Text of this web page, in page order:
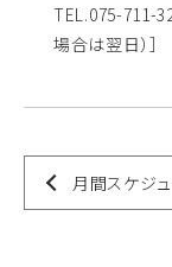
TEL.075-711-
場合は翌日）］
月間スケジ